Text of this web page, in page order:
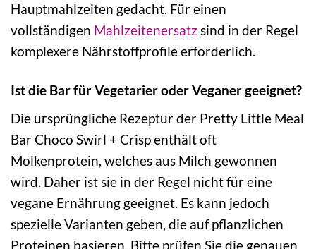
Hauptmahlzeiten gedacht. Für einen
vollständigen Mahlzeitenersatzsind in der Regel
komplexere Nährstoffprofile erforderlich.
Ist die Bar für Vegetarier oder Veganer geeignet?
Die ursprüngliche Rezeptur der Pretty Little Meal
Bar Choco Swirl + Crisp enthält oft
Molkenprotein, welches aus Milch gewonnen
wird. Daher ist sie in der Regel nicht für eine
vegane Ernährung geeignet. Es kann jedoch
spezielle Varianten geben, die auf pflanzlichen
Proteinen basieren. Bitte prüfen Sie die genauen